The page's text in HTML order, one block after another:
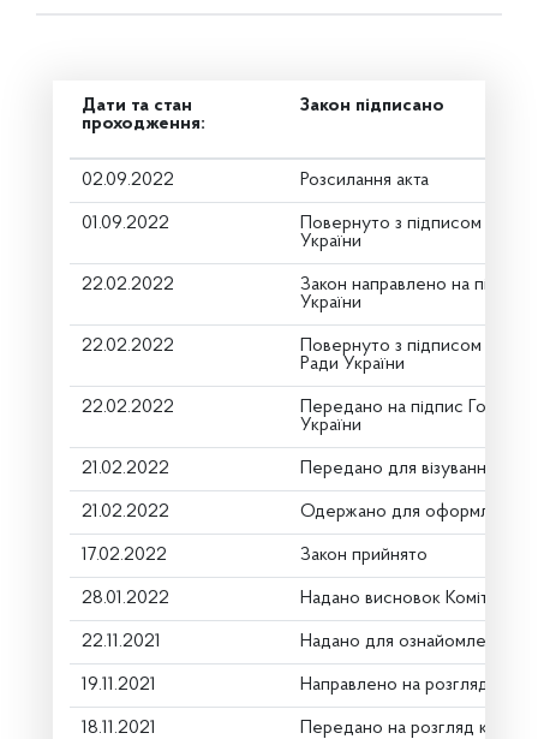
Дати та стан
проходження:
Закон підписано
02.09.2022 Розсилання акта
01.09.2022
Повернуто з підписом від
України
22.02.2022
Закон направлено на підпис
України
22.02.2022
Повернуто з підписом
Ради України
22.02.2022
Передано на підпис Голові
України
21.02.2022 Передано для візування в
21.02.2022 Одержано для оформлення
17.02.2022 Закон прийнято
28.01.2022 Надано висновок Комітету
22.11.2021 Надано для ознайомлення
19.11.2021 Направлено на розгляд
18.11.2021 Передано на розгляд